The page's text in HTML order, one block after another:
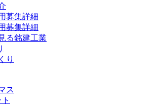
募集詳細
募集詳細
る銘建工業
り
ス